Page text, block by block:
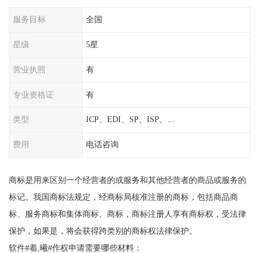
服务目标 全国
星级 5星
营业执照 有
专业资格证 有
类型 ICP、EDI、SP、ISP、...
费用 电话咨询
商标是用来区别一个经营者的或服务和其他经营者的商品或服务的
标记。我国商标法规定，经商标局核准注册的商标，包括商品商
标、服务商标和集体商标、商标，商标注册人享有商标权，受法律
保护，如果是，将会获得跨类别的商标权法律保护。
软件#着,曦#作权申请需要哪些材料：